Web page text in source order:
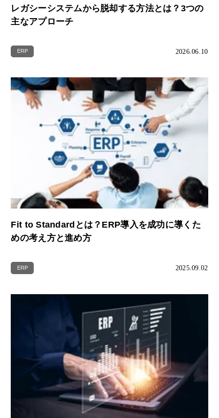
レガシーシステムから脱却する方法とは？3つの
主なアプローチ
ERP 2026.06.10
Fit to Standardとは？ERP導入を成功に導くた
めの考え方と進め方
ERP 2025.09.02